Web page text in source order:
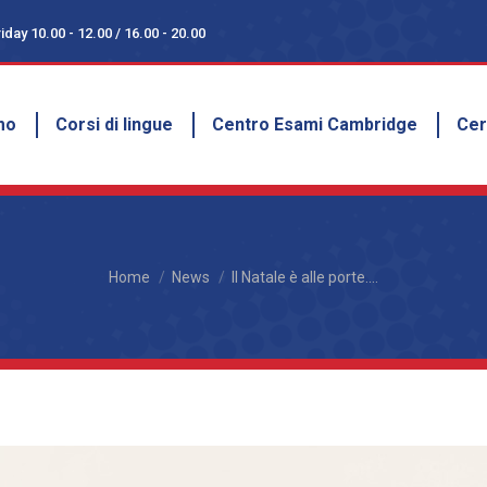
10.00 - 12.00 / 16.00 - 20.00
Corsi di lingue Centro Esami Cambridge
You are here:
Home News Il Natale è alle porte.…
10.00 - 12.00 / 16.00 - 20.00
Corsi di lingue Centro Esami Cambridge